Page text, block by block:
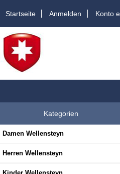
Startseite Anmelden Konto
Kategorien
Damen Wellensteyn
Herren Wellensteyn
Kinder Wellensteyn